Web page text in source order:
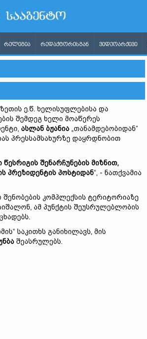
ᲠᲔᲚᲘᲒᲘᲐ ᲠᲔᲓᲐᲥᲢᲝᲠᲘᲡᲒᲐᲜ ᲕᲘᲓᲔᲝᲐᲠᲥᲘᲕᲘ
ე.წ. ხელისუფლებისა და
შემდეგ ხელი მოაწერეს
ასლან ბჟანია „თანამდებობიდან“
პრესსამსახურზე დაყრდნობით
შენარჩუნების მიზნით,
პრეზიდენტის პოსტიდან“, - ნათქვამია
შენობების კომპლექსის ტერიტორიაზე
ამ პუნქტის შეუსრულებლობის
საკითხს განიხილავს, მის
შეასრულებს.